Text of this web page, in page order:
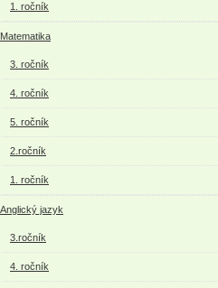
1. ročník
Matematika
3. ročník
4. ročník
5. ročník
2.ročník
1. ročník
Anglický jazyk
3.ročník
4. ročník